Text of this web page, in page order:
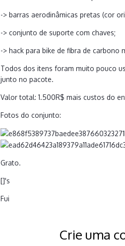
-> barras aerodinâmicas pretas (cor
-> conjunto de suporte com chaves;
-> hack para bike de fibra de
Todos dos itens foram muito pouco
junto no pacote.
Valor total: 1.500R$ mais custos do
Fotos do conjunto:
Grato.
[]'s
Fui
Crie uma